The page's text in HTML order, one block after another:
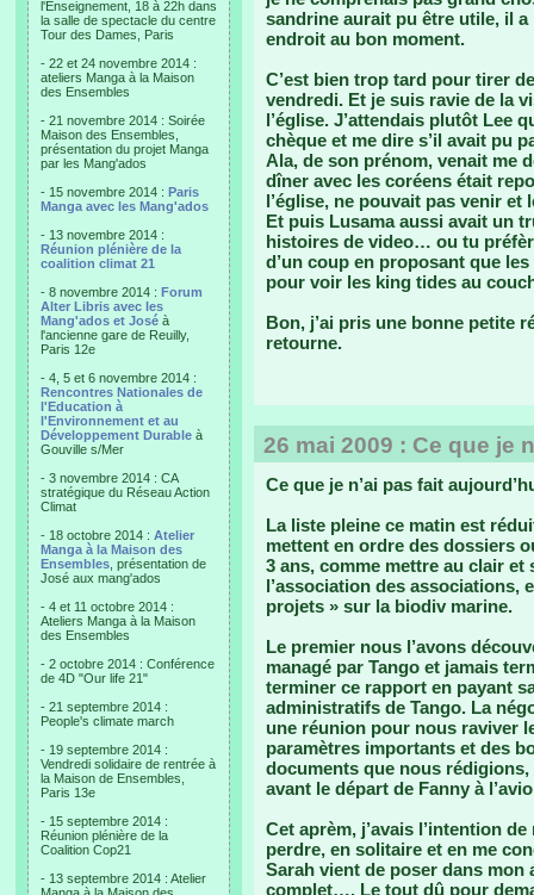
l'Enseignement, 18 à 22h dans
la salle de spectacle du centre
Tour des Dames, Paris
- 22 et 24 novembre 2014 :
ateliers Manga à la Maison
des Ensembles
- 21 novembre 2014 : Soirée
Maison des Ensembles,
présentation du projet Manga
par les Mang'ados
- 15 novembre 2014 : Paris
Manga avec les Mang'ados
- 13 novembre 2014 :
Réunion plénière de la
coalition climat 21
- 8 novembre 2014 : Forum
Alter Libris avec les
Mang'ados et José à
l'ancienne gare de Reuilly,
Paris 12e
- 4, 5 et 6 novembre 2014 :
Rencontres Nationales de
l'Education à
l'Environnement et au
Développement Durable à
Gouville s/Mer
- 3 novembre 2014 : CA
stratégique du Réseau Action
Climat
- 18 octobre 2014 : Atelier
Manga à la Maison des
Ensembles , présentation de
José aux mang'ados
- 4 et 11 octobre 2014 :
Ateliers Manga à la Maison
des Ensembles
- 2 octobre 2014 : Conférence
de 4D "Our life 21"
- 21 septembre 2014 :
People's climate march
- 19 septembre 2014 :
Vendredi solidaire de rentrée à
la Maison de Ensembles,
Paris 13e
- 15 septembre 2014 :
Réunion plénière de la
Coalition Cop21
- 13 septembre 2014 : Atelier
sandrine aurait pu être utile, il
endroit au bon moment.
C’est bien trop tard pour tirer
vendredi. Et je suis ravie de la
l’église. J’attendais plutôt Lee
chèque et me dire s’il avait pu
Ala, de son prénom, venait me
dîner avec les coréens était
l’église, ne pouvait pas venir et
Et puis Lusama aussi avait un
histoires de video… ou tu
d’un coup en proposant que
pour voir les king tides au
Bon, j’ai pris une bonne petite
retourne.
26 mai 2009 : Ce que je
Ce que je n’ai pas fait
La liste pleine ce matin est
mettent en ordre des dossiers
3 ans, comme mettre au clair et
l’association des associations,
projets » sur la biodiv marine.
Le premier nous l’avons
managé par Tango et jamais
terminer ce rapport en payant
administratifs de Tango. La
une réunion pour nous raviver
paramètres importants et des
documents que nous
avant le départ de Fanny à
Cet aprèm, j’avais l’intention
perdre, en solitaire et en me
Sarah vient de poser dans mon
complet…. Le tout dû pour